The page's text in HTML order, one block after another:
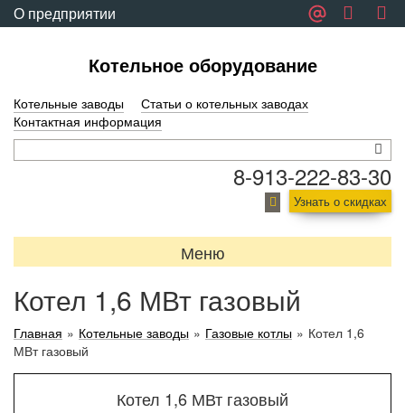
О предприятии
Котельное оборудование
Котельные заводы
Статьи о котельных заводах
Контактная информация
8-913-222-83-30
Узнать о скидках
Меню
Котел 1,6 МВт газовый
Главная » Котельные заводы » Газовые котлы » Котел 1,6
МВт газовый
Котел 1,6 МВт газовый